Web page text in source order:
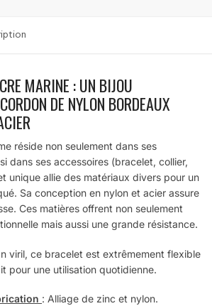
MARINE : UN BIJOU
DE NYLON BORDEAUX
réside non seulement dans ses
dans ses accessoires (bracelet, collier,
unique allie des matériaux divers pour un
Sa conception en nylon et acier assure
Ces matières offrent non seulement
mais aussi une grande résistance.
viril, ce bracelet est extrêmement flexible
pour une utilisation quotidienne.
: Alliage de zinc et nylon.